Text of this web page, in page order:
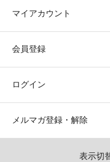
マイアカウント
会員登録
ログイン
メルマガ登録・解除
表示切